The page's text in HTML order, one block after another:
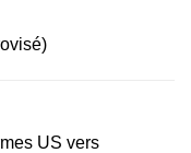
US vers